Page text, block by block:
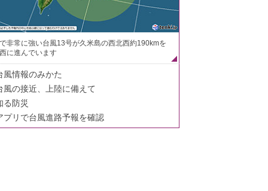
非常に強い台風13号が久米島の西北西約190kmを
に進んでいます
風情報のみかた
風の接近、上陸に備えて
る防災
プリで台風進路予報を確認